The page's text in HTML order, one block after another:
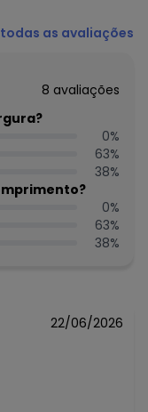
84.429.737/0001-
Temperatura
passar sobre a
oferecido em
disponível.
N/D*
as avaliações
8 avaliações
0%
63%
38%
0%
63%
38%
22/06/2026